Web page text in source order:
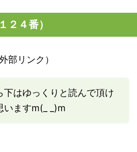
２４番）
外部リンク）
下はゆっくりと読んで頂け
いますm(_ _)m